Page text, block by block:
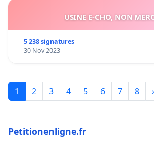
USINE E-CHO, NON
5 238 signatures
30 Nov 2023
1 2 3 4 5 6 7 8
Petitionenligne.fr